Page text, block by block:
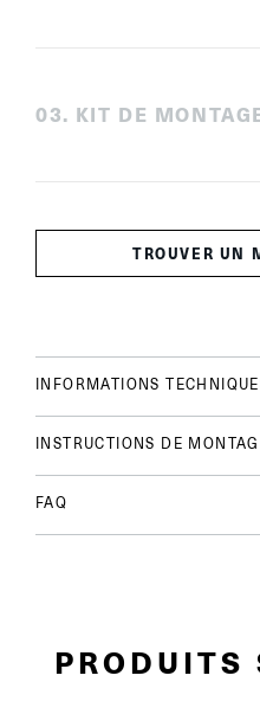
03. KIT DE
TROUVER UN
INFORMATIONS
INSTRUCTIONS DE
FAQ